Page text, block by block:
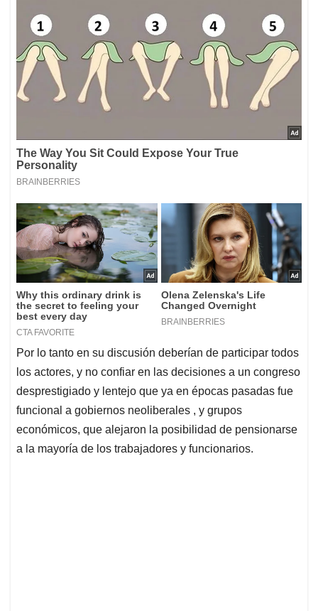
Por lo tanto en su discusión deberían de participar todos
los actores, y no confiar en las decisiones a un congreso
desprestigiado y lentejo que ya en épocas pasadas fue
funcional a gobiernos neoliberales , y grupos
económicos, que alejaron la posibilidad de pensionarse
a la mayoría de los trabajadores y funcionarios.